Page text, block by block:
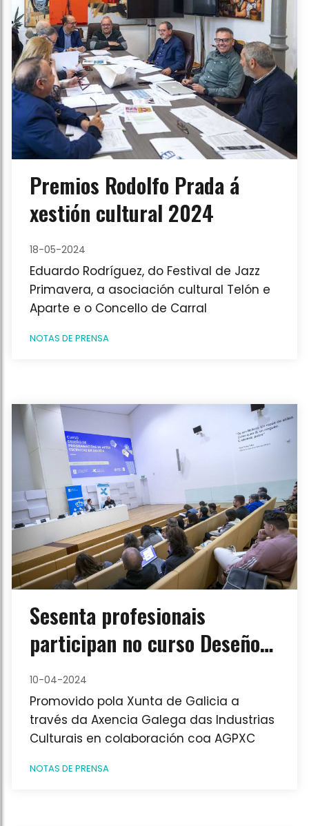
Premios Rodolfo Prada á
xestión cultural 2024
18-05-2024
Eduardo Rodríguez, do Festival de Jazz
Primavera, a asociación cultural Telón e
Aparte e o Concello de Carral
NOTAS DE PRENSA
Sesenta profesionais
participan no curso Deseño
de Programacións de Artes
Escénicas
10-04-2024
Promovido pola Xunta de Galicia a
través da Axencia Galega das Industrias
Culturais en colaboración coa AGPXC
NOTAS DE PRENSA